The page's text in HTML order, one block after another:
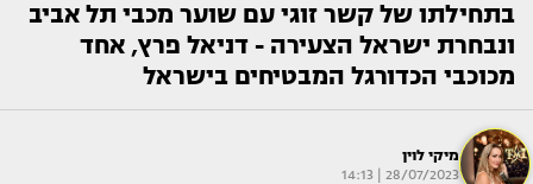
בתחילתו של קשר זוגי עם שוער מכבי תל אביב
ונבחרת ישראל הצעירה - דניאל פרץ, אחד
מכוכבי הכדורגל המבטיחים בישראל
מיקי לוין
28/07/2023 | 14:13